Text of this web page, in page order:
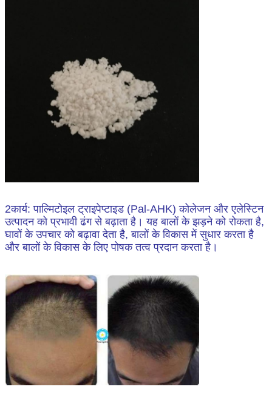
2कार्य: पाल्मिटोइल ट्राइपेप्टाइड (Pal-AHK) कोलेजन और एलेस्टिन
उत्पादन को प्रभावी ढंग से बढ़ाता है। यह बालों के झड़ने को रोकता है,
घावों के उपचार को बढ़ावा देता है, बालों के विकास में सुधार करता है
और बालों के विकास के लिए पोषक तत्व प्रदान करता है।